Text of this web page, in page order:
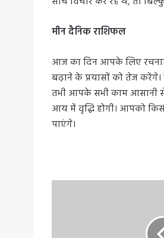
मीन दैनिक राशिफल
आज का दिन आपके लिए
बढ़ाने के प्रयासों को तेज
तभी आपके सभी काम आसानी
आय में वृद्धि होगी। आपको
पाएंगे।